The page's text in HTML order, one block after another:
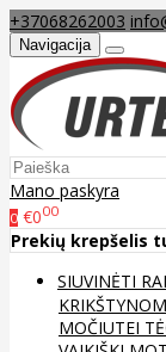
+37068262003
Navigacija
Mano paskyra
0 €000
Prekių krepšelis
SIUVINĖTI
MOČIUTEI